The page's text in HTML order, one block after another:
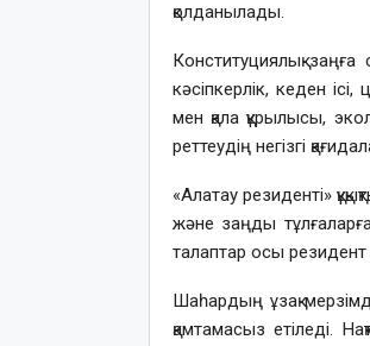
қолданылады.
Конституциялық заңға
кәсіпкерлік, кеден
мен қала құрылысы,
реттеудің негізгі
«Алатау резиденті»
және заңды тұлғаларға
талаптар осы резидент
Шаһардың ұзақ
қамтамасыз етіледі.